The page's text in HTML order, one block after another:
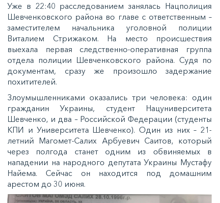
Уже в 22:40 расследованием занялась Нацполиция
Шевченковского района во главе с ответственным –
заместителем начальника уголовной полиции
Виталием Стрижаком. На место происшествия
выехала первая следственно-оперативная группа
отдела полиции Шевченковского района. Судя по
документам, сразу же произошло задержание
похитителей.
Злоумышленниками оказались три человека: один
гражданин Украины, студент Нацуниверситета
Шевченко, и два – Российской Федерации (студенты
КПИ и Университета Шевченко). Один из них – 21-
летний Магомет-Салих Арбуевич Саитов, который
через полгода станет одним из обвиняемых в
нападении на народного депутата Украины Мустафу
Найема. Сейчас он находится под домашним
арестом до 30 июня.